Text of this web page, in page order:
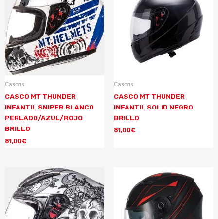
Cascos
CASCO MT THUNDER
INFANTIL SNIPER BLANCO
PERLADO/AZUL/ROJO
BRILLO
81,00€
Cascos
CASCO MT THUNDER
INFANTIL SOLID NEGRO
BRILLO
81,00€